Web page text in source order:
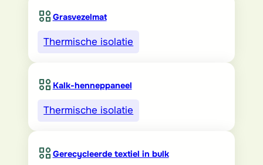
Grasvezelmat
Thermische isolatie
Kalk-henneppaneel
Thermische isolatie
Gerecycleerde textiel in bulk